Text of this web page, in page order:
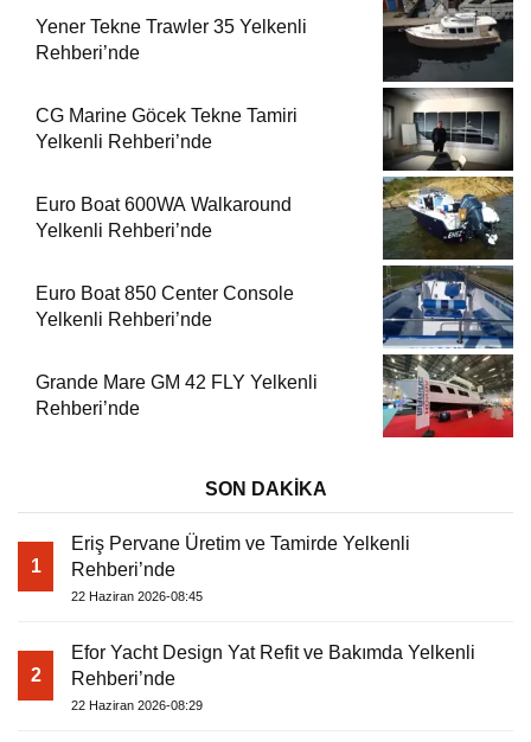
Yener Tekne Trawler 35 Yelkenli
Rehberi’nde
CG Marine Göcek Tekne Tamiri
Yelkenli Rehberi’nde
Euro Boat 600WA Walkaround
Yelkenli Rehberi’nde
Euro Boat 850 Center Console
Yelkenli Rehberi’nde
Grande Mare GM 42 FLY Yelkenli
Rehberi’nde
SON DAKİKA
1
Eriş Pervane Üretim ve Tamirde Yelkenli
Rehberi’nde
22 Haziran 2026-08:45
2
Efor Yacht Design Yat Refit ve Bakımda Yelkenli
Rehberi’nde
22 Haziran 2026-08:29